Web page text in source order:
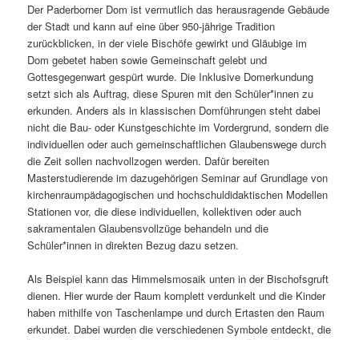
Der Paderborner Dom ist vermutlich das herausragende Gebäude
der Stadt und kann auf eine über 950-jährige Tradition
zurückblicken, in der viele Bischöfe gewirkt und Gläubige im
Dom gebetet haben sowie Gemeinschaft gelebt und
Gottesgegenwart gespürt wurde. Die Inklusive Domerkundung
setzt sich als Auftrag, diese Spuren mit den Schüler*innen zu
erkunden. Anders als in klassischen Domführungen steht dabei
nicht die Bau- oder Kunstgeschichte im Vordergrund, sondern die
individuellen oder auch gemeinschaftlichen Glaubenswege durch
die Zeit sollen nachvollzogen werden. Dafür bereiten
Masterstudierende im dazugehörigen Seminar auf Grundlage von
kirchenraumpädagogischen und hochschuldidaktischen Modellen
Stationen vor, die diese individuellen, kollektiven oder auch
sakramentalen Glaubensvollzüge behandeln und die
Schüler*innen in direkten Bezug dazu setzen.
Als Beispiel kann das Himmelsmosaik unten in der Bischofsgruft
dienen. Hier wurde der Raum komplett verdunkelt und die Kinder
haben mithilfe von Taschenlampe und durch Ertasten den Raum
erkundet. Dabei wurden die verschiedenen Symbole entdeckt, die